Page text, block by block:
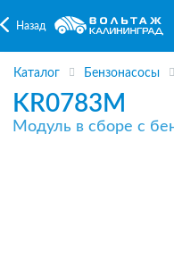
Назад
Каталог Бензонасосы
KR0783M
Модуль в сборе с